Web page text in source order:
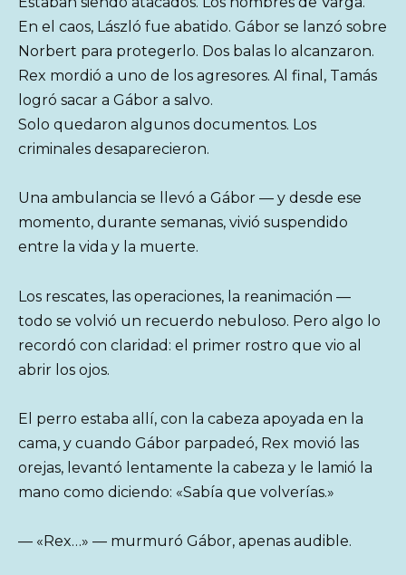
En el caos, László fue abatido. Gábor se lanzó sobre
Norbert para protegerlo. Dos balas lo alcanzaron.
Rex mordió a uno de los agresores. Al final, Tamás
logró sacar a Gábor a salvo.
Solo quedaron algunos documentos. Los
criminales desaparecieron.
Una ambulancia se llevó a Gábor — y desde ese
momento, durante semanas, vivió suspendido
entre la vida y la muerte.
Los rescates, las operaciones, la reanimación —
todo se volvió un recuerdo nebuloso. Pero algo lo
recordó con claridad: el primer rostro que vio al
abrir los ojos.
El perro estaba allí, con la cabeza apoyada en la
cama, y cuando Gábor parpadeó, Rex movió las
orejas, levantó lentamente la cabeza y le lamió la
mano como diciendo: «Sabía que volverías.»
— «Rex…» — murmuró Gábor, apenas audible.